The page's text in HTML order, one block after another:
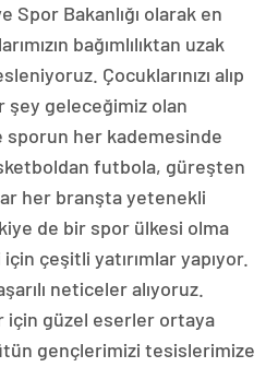
Spor Bakanlığı olarak en
bağımlılıktan uzak
Çocuklarınızı alıp
geleceğimiz olan
sporun her kademesinde
futbola, güreşten
her branşta yetenekli
de bir spor ülkesi olma
çeşitli yatırımlar yapıyor.
neticeler alıyoruz.
için güzel eserler ortaya
gençlerimizi tesislerimize